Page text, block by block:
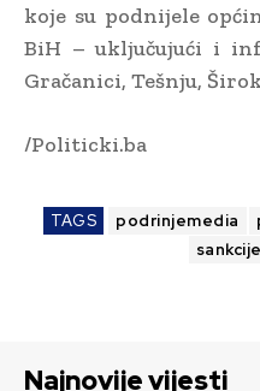
koje su podnijele
BiH – uključujući i
Gračanici, Tešnju,
/Politicki.ba
TAGS podrinjemedia
sankcije
Najnovije vijesti